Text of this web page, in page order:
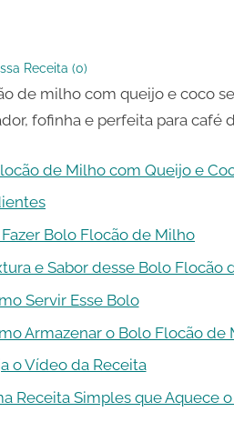
Receita (0)
de milho com queijo e coco
fofinha e perfeita para café
de Milho com Queijo e
Bolo Flocão de Milho
e Sabor desse Bolo Flocão
Servir Esse Bolo
Armazenar o Bolo Flocão de
o Vídeo da Receita
Receita Simples que Aquece